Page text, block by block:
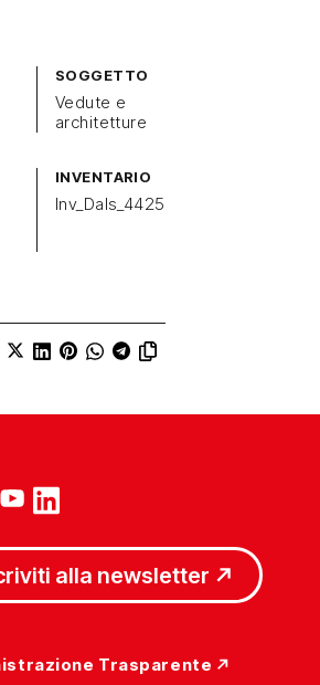
SOGGETTO
Vedute e
architetture
INVENTARIO
Inv_Dals_4425
alla newsletter
Trasparente